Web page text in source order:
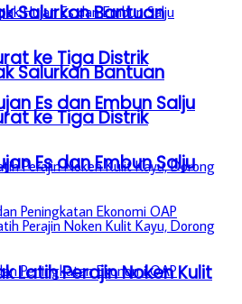
Salurkan Bantuan
ke Tiga Distrik
Es dan Embun Salju
Latih Perajin Noken Kulit
Salurkan Bantuan
ke Tiga Distrik
Es dan Embun Salju